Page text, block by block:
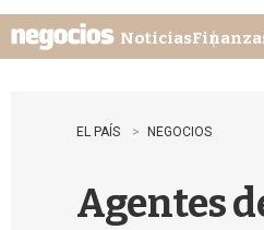
u
Noticias
EL PAÍS NEGOCIOS
Agentes